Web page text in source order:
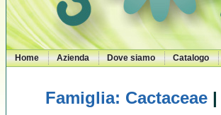
Home Azienda Dove siamo Catalogo
Famiglia: Cactaceae |